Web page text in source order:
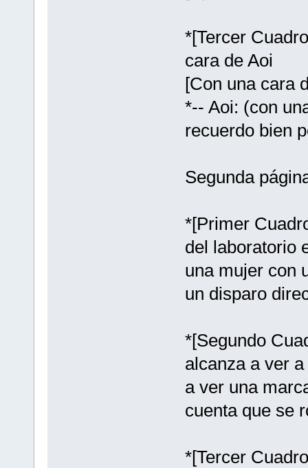
*[Tercer
cara de Aoi
[Con una cara
*-- Aoi: (con
recuerdo bien
Segunda
*[Primer
del laboratorio
una mujer con
un disparo
*[Segundo
alcanza a ver
a ver una
cuenta que se
*[Tercer